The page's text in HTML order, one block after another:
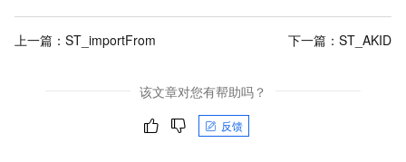
上一篇： ST_importFrom 下一篇： ST_AKID
该文章对您有帮助吗？
反馈